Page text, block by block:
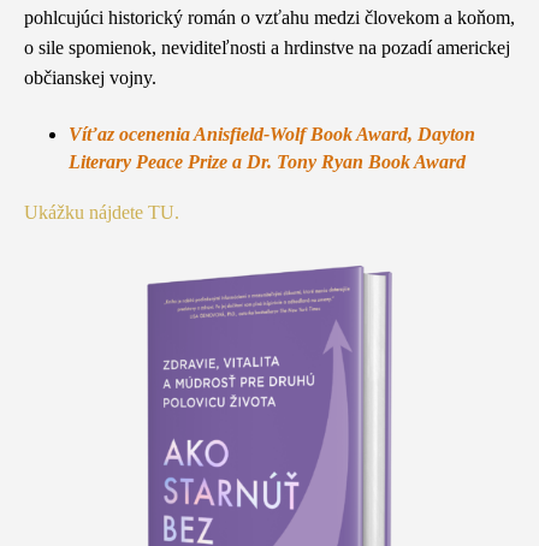
pohlcujúci historický román o vzťahu medzi človekom a koňom,
o sile spomienok, neviditeľnosti a hrdinstve na pozadí americkej
občianskej vojny.
Víťaz ocenenia Anisfield-Wolf Book Award, Dayton
Literary Peace Prize a Dr. Tony Ryan Book Award
Ukážku nájdete TU.